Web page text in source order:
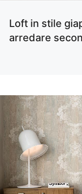
Loft in stile
arredare